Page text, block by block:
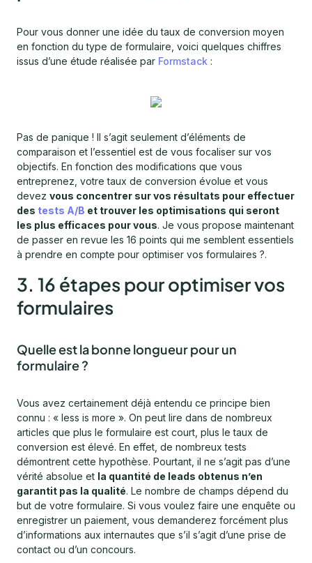
Pour vous donner une idée du taux de conversion moyen
en fonction du type de formulaire, voici quelques chiffres
issus d’une étude réalisée par Formstack :
Pas de panique ! Il s’agit seulement d’éléments de
comparaison et l’essentiel est de vous focaliser sur vos
objectifs. En fonction des modifications que vous
entreprenez, votre taux de conversion évolue et vous
devez vous concentrer sur vos résultats pour effectuer
des tests A/B et trouver les optimisations qui seront
les plus efficaces pour vous. Je vous propose maintenant
de passer en revue les 16 points qui me semblent essentiels
à prendre en compte pour optimiser vos formulaires ?.
3. 16 étapes pour optimiser vos
formulaires
Quelle est la bonne longueur pour un
formulaire ?
Vous avez certainement déjà entendu ce principe bien
connu : « less is more ». On peut lire dans de nombreux
articles que plus le formulaire est court, plus le taux de
conversion est élevé. En effet, de nombreux tests
démontrent cette hypothèse. Pourtant, il ne s’agit pas d’une
vérité absolue et la quantité de leads obtenus n’en
garantit pas la qualité. Le nombre de champs dépend du
but de votre formulaire. Si vous voulez faire une enquête ou
enregistrer un paiement, vous demanderez forcément plus
d’informations aux internautes que s’il s’agit d’une prise de
contact ou d’un concours.